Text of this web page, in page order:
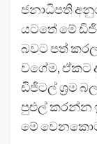
ජනාධිපති
යටතේ මේ
බවට පත්
වගේම, ඒකට
ඩිජිටල් ශ්‍රම
පුළුල් කරන්න
මේ